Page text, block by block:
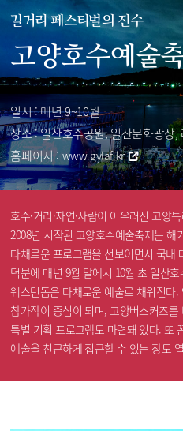
길거리 페스티벌의 진수
고양호수예술
일시 : 매년 9~10월
장소 : 일산호수공원, 일산문화광장,
홈페이지 : www.gylaf.kr
호수·거리·자연·사람이 어우러진 고양
2008년 시작된 고양호수예술축제는 해
다채로운 프로그램을 선보이면서 국내
덕분에 매년 9월 말에서 10월 초 일산
웨스턴돔은 다채로운 예술로 채워진다
참가작이 중심이 되며, 고양버스커즈
특별 기획 프로그램도 마련돼 있다. 또
예술을 친근하게 접근할 수 있는 장도